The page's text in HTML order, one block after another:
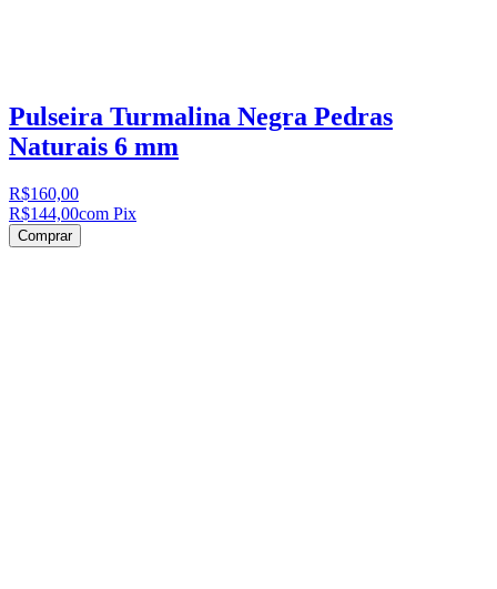
Pulseira Turmalina Negra Pedras
Naturais 6 mm
R$160,00
R$144,00com Pix
Comprar